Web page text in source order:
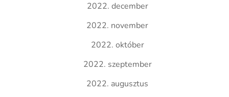
2022. december
2022. november
2022. október
2022. szeptember
2022. augusztus